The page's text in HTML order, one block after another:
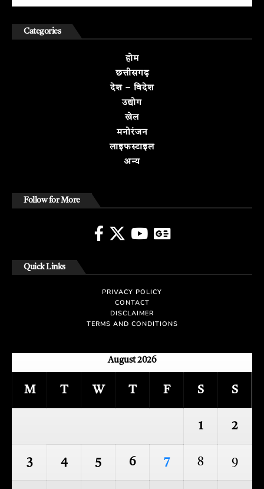
Categories
होम
छत्तीसगढ़
देश – विदेश
उद्योग
खेल
मनोरंजन
लाइफस्टाइल
अन्य
Follow for More
Quick Links
PRIVACY POLICY
CONTACT
DISCLAIMER
TERMS AND CONDITIONS
August 2026
M T W T F S S
1 2
3 4 5 6 7 8 9